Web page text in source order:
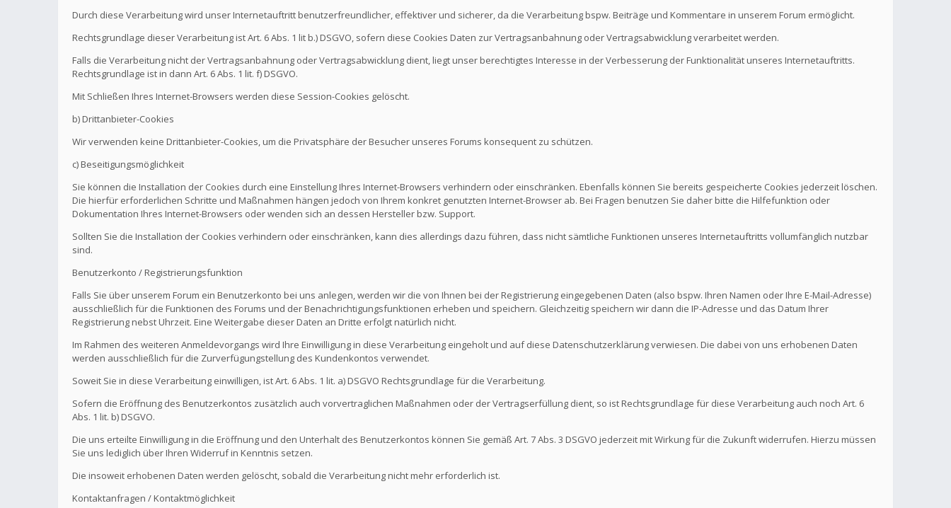
Durch diese Verarbeitung wird unser Internetauftritt benutzerfreundlicher, effektiver und sicherer, da die Verarbeitung bspw. Beiträge und Kommentare in unserem Forum ermöglicht.
Rechtsgrundlage dieser Verarbeitung ist Art. 6 Abs. 1 lit b.) DSGVO, sofern diese Cookies Daten zur Vertragsanbahnung oder Vertragsabwicklung verarbeitet werden.
Falls die Verarbeitung nicht der Vertragsanbahnung oder Vertragsabwicklung dient, liegt unser berechtigtes Interesse in der Verbesserung der Funktionalität unseres Internetauftritts.
Rechtsgrundlage ist in dann Art. 6 Abs. 1 lit. f) DSGVO.
Mit Schließen Ihres Internet-Browsers werden diese Session-Cookies gelöscht.
b) Drittanbieter-Cookies
Wir verwenden keine Drittanbieter-Cookies, um die Privatsphäre der Besucher unseres Forums konsequent zu schützen.
c) Beseitigungsmöglichkeit
Sie können die Installation der Cookies durch eine Einstellung Ihres Internet-Browsers verhindern oder einschränken. Ebenfalls können Sie bereits gespeicherte Cookies jederzeit löschen.
Die hierfür erforderlichen Schritte und Maßnahmen hängen jedoch von Ihrem konkret genutzten Internet-Browser ab. Bei Fragen benutzen Sie daher bitte die Hilfefunktion oder
Dokumentation Ihres Internet-Browsers oder wenden sich an dessen Hersteller bzw. Support.
Sollten Sie die Installation der Cookies verhindern oder einschränken, kann dies allerdings dazu führen, dass nicht sämtliche Funktionen unseres Internetauftritts vollumfänglich nutzbar
sind.
Benutzerkonto / Registrierungsfunktion
Falls Sie über unserem Forum ein Benutzerkonto bei uns anlegen, werden wir die von Ihnen bei der Registrierung eingegebenen Daten (also bspw. Ihren Namen oder Ihre E-Mail-Adresse)
ausschließlich für die Funktionen des Forums und der Benachrichtigungsfunktionen erheben und speichern. Gleichzeitig speichern wir dann die IP-Adresse und das Datum Ihrer
Registrierung nebst Uhrzeit. Eine Weitergabe dieser Daten an Dritte erfolgt natürlich nicht.
Im Rahmen des weiteren Anmeldevorgangs wird Ihre Einwilligung in diese Verarbeitung eingeholt und auf diese Datenschutzerklärung verwiesen. Die dabei von uns erhobenen Daten
werden ausschließlich für die Zurverfügungstellung des Kundenkontos verwendet.
Soweit Sie in diese Verarbeitung einwilligen, ist Art. 6 Abs. 1 lit. a) DSGVO Rechtsgrundlage für die Verarbeitung.
Sofern die Eröffnung des Benutzerkontos zusätzlich auch vorvertraglichen Maßnahmen oder der Vertragserfüllung dient, so ist Rechtsgrundlage für diese Verarbeitung auch noch Art. 6
Abs. 1 lit. b) DSGVO.
Die uns erteilte Einwilligung in die Eröffnung und den Unterhalt des Benutzerkontos können Sie gemäß Art. 7 Abs. 3 DSGVO jederzeit mit Wirkung für die Zukunft widerrufen. Hierzu müssen
Sie uns lediglich über Ihren Widerruf in Kenntnis setzen.
Die insoweit erhobenen Daten werden gelöscht, sobald die Verarbeitung nicht mehr erforderlich ist.
Kontaktanfragen / Kontaktmöglichkeit